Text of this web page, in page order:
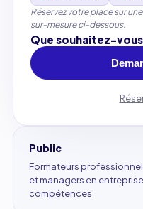
Réservez votre place sur
sur-mesure ci-dessous.
Que souhaitez-vous
Public
Formateurs
et managers en
compétences